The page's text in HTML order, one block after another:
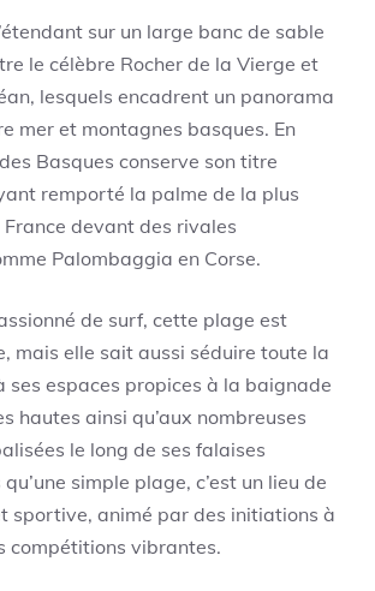
sur un large banc de sable
le célèbre Rocher de la Vierge et
lesquels encadrent un panorama
mer et montagnes basques. En
Basques conserve son titre
remporté la palme de la plus
devant des rivales
Palombaggia en Corse.
de surf, cette plage est
mais elle sait aussi séduire toute la
ses espaces propices à la baignade
hautes ainsi qu’aux nombreuses
le long de ses falaises
simple plage, c’est un lieu de
sportive, animé par des initiations à
compétitions vibrantes.